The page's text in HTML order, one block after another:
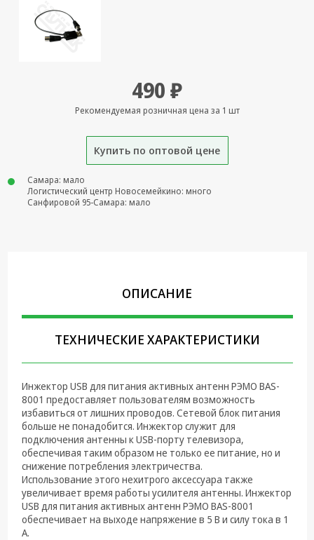
Шнуры,
Штекеры,
аксессуары и
Инструменты
Батарейки,
Зарядные
техника
Электрика
Светотехника
Товары для
дома и Бытовая
техника
Компьютерные
комплектующие
Системы
490 ₽
Рекомендуемая розничная цена за 1 шт
Купить по оптовой цене
Самара: мало
Логистический центр Новосемейкино: много
Санфировой 95-Самара: мало
ОПИСАНИЕ
ТЕХНИЧЕСКИЕ ХАРАКТЕРИСТИКИ
Инжектор USB для питания активных антенн РЭМО BAS-
8001 предоставляет пользователям возможность
избавиться от лишних проводов. Сетевой блок питания
больше не понадобится. Инжектор служит для
подключения антенны к USB-порту телевизора,
обеспечивая таким образом не только ее питание, но и
снижение потребления электричества.
Использование этого нехитрого аксессуара также
увеличивает время работы усилителя антенны. Инжектор
USB для питания активных антенн РЭМО BAS-8001
обеспечивает на выходе напряжение в 5 В и силу тока в 1
А.